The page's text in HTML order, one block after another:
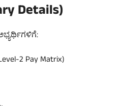
Details)
2 Pay Matrix)